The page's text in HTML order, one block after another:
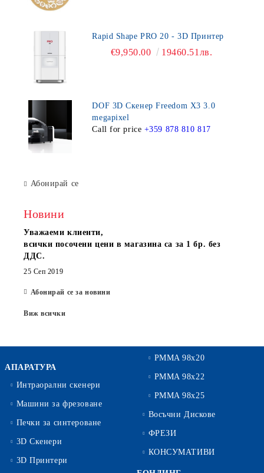
Rapid Shape PRO 20 - 3D Принтер
€9,950.00 19460.51лв.
DOF 3D Скенер Freedom X3 3.0
megapixel
Call for price +359 878 810 817
Абонирай се
Новини
Уважаеми клиенти,
всички посочени цени в магазина са за 1 бр. без
ДДС.
25 Сеп 2019
Абонирай се за новини
Виж всички
АПАРАТУРА
Интраорални скенери
Машини за фрезоване
Печки за синтероване
3D Скенери
3D Принтери
PMMA 98x20
PMMA 98x22
PMMA 98x25
Восъчни Дискове
ФРЕЗИ
КОНСУМАТИВИ